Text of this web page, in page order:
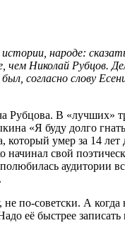
народе:
чем Николай
согласно слову
Рубцова. В «лучших»
«Я буду долго
умер за 14 лет
свой
по-советски. А
её быстрее